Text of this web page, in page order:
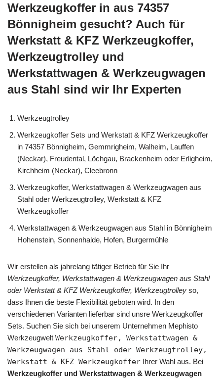
Werkzeugkoffer in aus 74357
Bönnigheim gesucht? Auch für
Werkstatt & KFZ Werkzeugkoffer,
Werkzeugtrolley und
Werkstattwagen & Werkzeugwagen
aus Stahl sind wir Ihr Experten
Werkzeugtrolley
Werkzeugkoffer Sets und Werkstatt & KFZ Werkzeugkoffer
in 74357 Bönnigheim, Gemmrigheim, Walheim, Lauffen
(Neckar), Freudental, Löchgau, Brackenheim oder Erligheim,
Kirchheim (Neckar), Cleebronn
Werkzeugkoffer, Werkstattwagen & Werkzeugwagen aus
Stahl oder Werkzeugtrolley, Werkstatt & KFZ
Werkzeugkoffer
Werkstattwagen & Werkzeugwagen aus Stahl in Bönnigheim
Hohenstein, Sonnenhalde, Hofen, Burgermühle
Wir erstellen als jahrelang tätiger Betrieb für Sie Ihr
Werkzeugkoffer, Werkstattwagen & Werkzeugwagen aus Stahl
oder Werkstatt & KFZ Werkzeugkoffer, Werkzeugtrolley so,
dass Ihnen die beste Flexibilität geboten wird. In den
verschiedenen Varianten lieferbar sind unsre Werkzeugkoffer
Sets. Suchen Sie sich bei unserem Unternehmen Mephisto
Werkzeugwelt Werkzeugkoffer, Werkstattwagen &
Werkzeugwagen aus Stahl oder Werkzeugtrolley,
Werkstatt & KFZ Werkzeugkoffer Ihrer Wahl aus. Bei
Werkzeugkoffer und Werkstattwagen & Werkzeugwagen